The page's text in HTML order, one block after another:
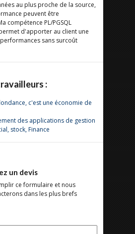
au plus proche de la source,
peuvent être
compétence PL/PGSQL
d'apporter au client une
sans surcoût
:
c'est une économie de
des applications de gestion
stock, Finance
un devis
ce formulaire et nous
dans les plus brefs